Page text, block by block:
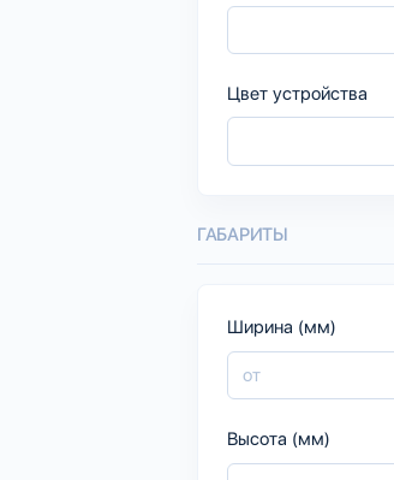
Цвет устройства
ГАБАРИТЫ
Ширина (мм)
Высота (мм)